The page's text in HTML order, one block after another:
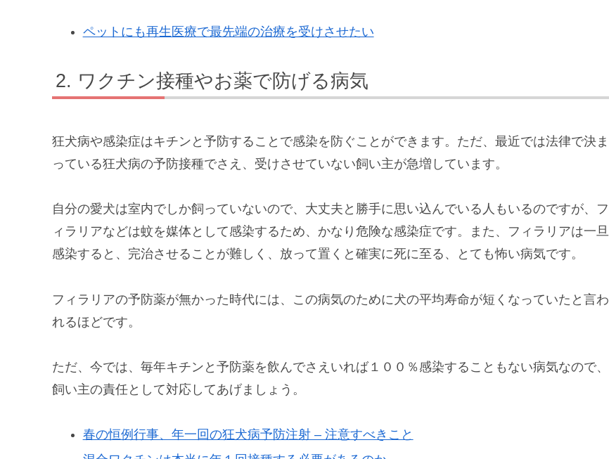
ペットにも再生医療で最先端の治療を受けさせたい
ワクチン接種やお薬で防げる病気
狂犬病や感染症はキチンと予防することで感染を防ぐことができます。ただ、最近では法律で決ま
っている狂犬病の予防接種でさえ、受けさせていない飼い主が急増しています。
自分の愛犬は室内でしか飼っていないので、大丈夫と勝手に思い込んでいる人もいるのですが、フ
ィラリアなどは蚊を媒体として感染するため、かなり危険な感染症です。また、フィラリアは一旦
感染すると、完治させることが難しく、放って置くと確実に死に至る、とても怖い病気です。
フィラリアの予防薬が無かった時代には、この病気のために犬の平均寿命が短くなっていたと言わ
れるほどです。
ただ、今では、毎年キチンと予防薬を飲んでさえいれば１００％感染することもない病気なので、
飼い主の責任として対応してあげましょう。
春の恒例行事、年一回の狂犬病予防注射 – 注意すべきこと